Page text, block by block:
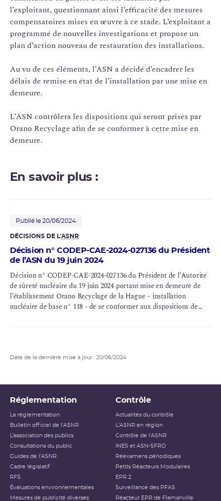
l’exploitant, questionnant ainsi l’efficacité des mesures
compensatoires mises en œuvre à ce stade. L’exploitant a
programmé de nouvelles investigations et propose un
plan d’action nouveau de restauration des installations.
Au vu de ces éléments, l’ASN a décidé d’encadrer les
délais de remise en état de l’installation par une mise en
demeure.
L’ASN contrôlera les dispositions qui seront prises par
Orano Recyclage afin de se conformer à cette mise en
demeure.
En savoir plus :
Publié le 20/06/2024
DÉCISIONS DE L'ASNR
Décision n° CODEP-CAE-2024-027136 du Président
de l’ASN du 19 juin 2024
Décision n° CODEP-CAE-2024-027136 du Président de l’Autorité
de sûreté nucléaire du 19 juin 2024 portant mise en demeure de
l’établissement Orano Recyclage de la Hague – installation
nucléaire de base n° 118 - de se conformer aux dispositions de
Date de la dernière mise à jour : 20/06/2024
Réglementation
La réglementation
Bulletin officiel de l'ASNR
L’association des publics
Consultations du public
Guides de l'ASNR
Cadre législatif
RFS
Évaluations environnementales
Mesures de publicité diverses
Contrôle
Actualités du contrôle
L'ASNR en région
Contrôle de l'ASNR
INES et ASN-SFRO
Réexamens périodiques
Petits Réacteurs Modulaires
EPR 2
Surveillance des PFAS
Réacteur EPR de Flamanville